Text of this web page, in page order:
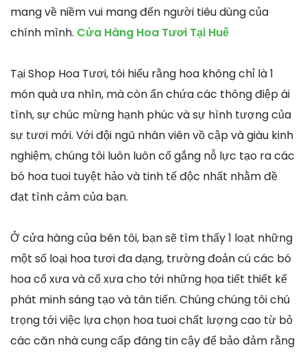
mang về niềm vui mang đến người tiêu dùng của
chính mình. Cửa Hàng Hoa Tươi Tại Huế
Tại Shop Hoa Tươi, tôi hiểu rằng hoa không chỉ là 1
món quà ưa nhìn, mà còn ẩn chứa các thông điệp ái
tình, sự chúc mừng hạnh phúc và sự hình tượng của
sự tươi mới. Với đội ngũ nhân viên vồ cập và giàu kinh
nghiệm, chúng tôi luôn luôn cố gắng nỗ lực tạo ra các
bó hoa tuoi tuyệt hảo và tinh tế độc nhất nhằm đề
đạt tình cảm của bạn.
Ở cửa hàng của bên tôi, bạn sẽ tìm thấy 1 loạt những
một số loại hoa tươi đa dạng, trường đoản cú các bó
hoa cổ xưa và cổ xưa cho tới những họa tiết thiết kế
phát minh sáng tạo và tân tiến. Chúng chúng tôi chú
trọng tới việc lựa chọn hoa tuoi chất lượng cao từ bỏ
các căn nhà cung cấp đáng tin cậy để bảo đảm rằng